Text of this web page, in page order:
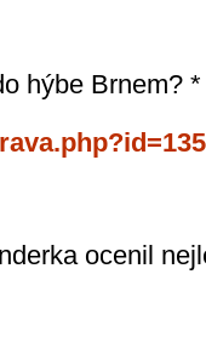
hýbe Brnem?
ocenil